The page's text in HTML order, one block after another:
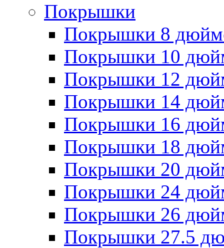
Покрышки
Покрышки 8
Покрышки 10
Покрышки 12
Покрышки 14
Покрышки 16
Покрышки 18
Покрышки 20
Покрышки 24
Покрышки 26
Покрышки 27.5